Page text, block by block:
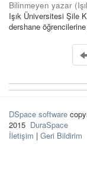
Bilinmeyen yazar (
Işık Üniversitesi Şile
dershane öğrencilerine
DSpace software
2015 DuraSpace
İletişim | Geri Bildirim